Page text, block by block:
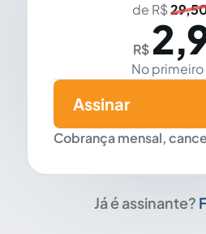
de R$
R$
No
Cobrança mensal,
Assinar
Já é assinante?